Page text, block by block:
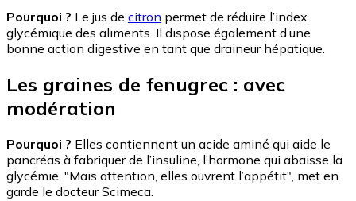
Pourquoi ? Le jus de citron permet de réduire l’index
glycémique des aliments. Il dispose également d’une
bonne action digestive en tant que draineur hépatique.
Les graines de fenugrec : avec
modération
Pourquoi ? Elles contiennent un acide aminé qui aide le
pancréas à fabriquer de l’insuline, l’hormone qui abaisse la
glycémie. "Mais attention, elles ouvrent l’appétit", met en
garde le docteur Scimeca.